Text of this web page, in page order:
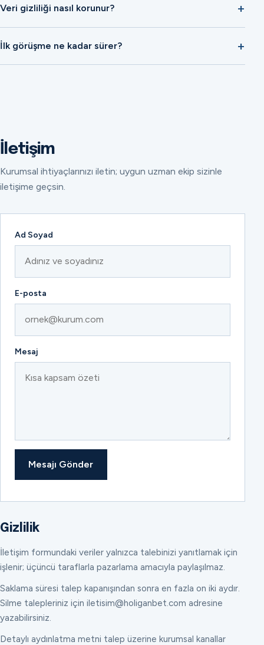
Veri gizliliği nasıl korunur?
İlk görüşme ne kadar sürer?
İletişim
Kurumsal ihtiyaçlarınızı iletin; uygun uzman ekip sizinle
iletişime geçsin.
Ad Soyad
E-posta
Mesaj
Mesajı Gönder
Gizlilik
İletişim formundaki veriler yalnızca talebinizi yanıtlamak için
işlenir; üçüncü taraflarla pazarlama amacıyla paylaşılmaz.
Saklama süresi talep kapanışından sonra en fazla on iki aydır.
Silme talepleriniz için iletisim@holiganbet.com adresine
yazabilirsiniz.
Detaylı aydınlatma metni talep üzerine kurumsal kanallar